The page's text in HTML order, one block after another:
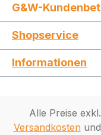
G&W-
Shopservice
Informationen
Alle Preise
Versandkostenund